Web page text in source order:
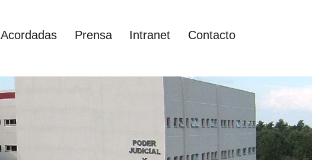
Acordadas Prensa Intranet Contacto